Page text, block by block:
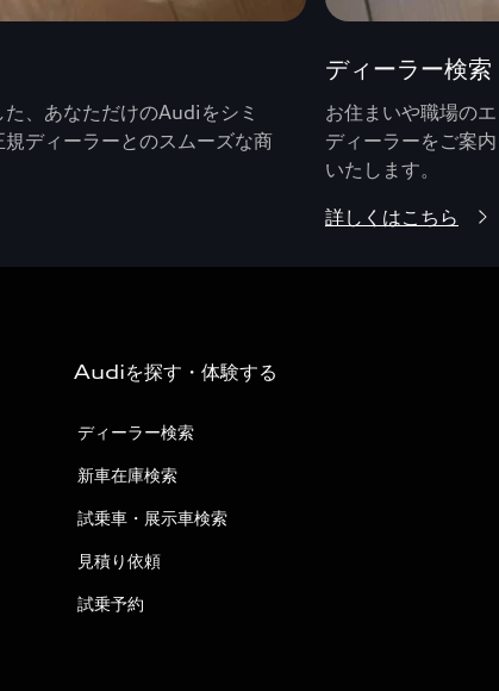
、あなただけのAudiをシミ
ディーラーとのスムーズな商
ディーラー検索
お住まいや職場の
ディーラーをご案
いたします。
詳しくはこちら
Audiを探す・体験する
ディーラー検索
新車在庫検索
試乗車・展示車検索
見積り依頼
試乗予約